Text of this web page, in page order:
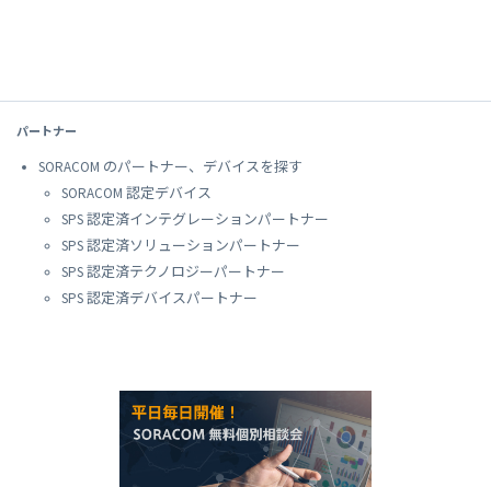
パートナー
SORACOM のパートナー、デバイスを探す
SORACOM 認定デバイス
SPS 認定済インテグレーションパートナー
SPS 認定済ソリューションパートナー
SPS 認定済テクノロジーパートナー
SPS 認定済デバイスパートナー